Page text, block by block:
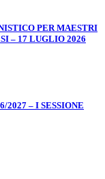
PER MAESTRI
– 17 LUGLIO 2026
2027 – I SESSIONE